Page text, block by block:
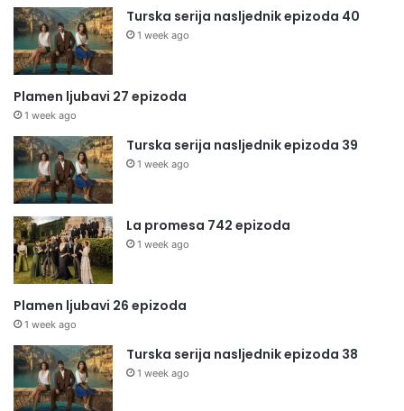
Turska serija nasljednik epizoda 40
1 week ago
Plamen ljubavi 27 epizoda
1 week ago
Turska serija nasljednik epizoda 39
1 week ago
La promesa 742 epizoda
1 week ago
Plamen ljubavi 26 epizoda
1 week ago
Turska serija nasljednik epizoda 38
1 week ago